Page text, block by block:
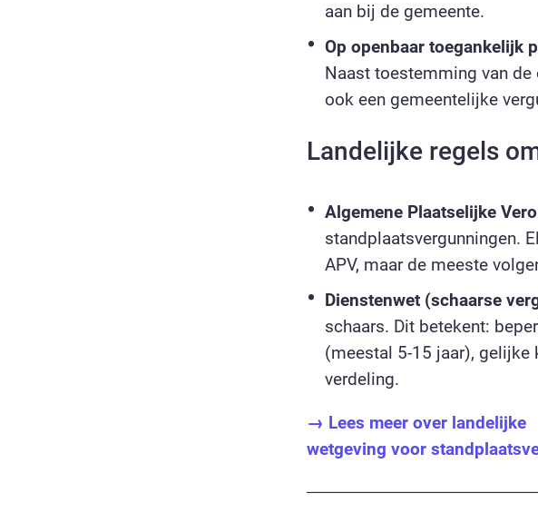
aan bij de gemeente.
Op openbaar toegankelijk
Naast toestemming van de
ook een gemeentelijke
Landelijke regels
Algemene Plaatselijke
standplaatsvergunningen.
APV, maar de meeste
Dienstenwet (schaarse
schaars. Dit betekent:
(meestal 5-15 jaar), gelijke
verdeling.
→ Lees meer over landelijke
wetgeving voor